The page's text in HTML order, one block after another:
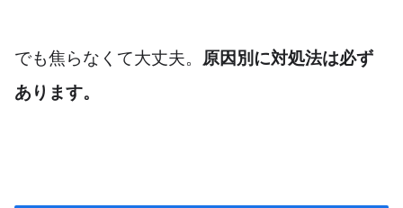
でも焦らなくて大丈夫。 原因別に対処法は必ず
あります。